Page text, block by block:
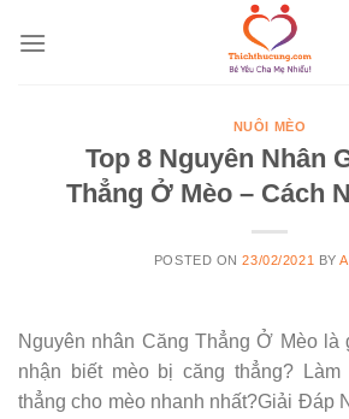
NUÔI MÈO
Top 8 Nguyên Nhân
Thẳng Ở Mèo – Cách
POSTED ON23/02/2021 BY
Nguyên nhân Căng Thẳng Ở Mèo là
nhận biết mèo bị căng thẳng?
thẳng cho mèo nhanh nhất?Giải Đáp